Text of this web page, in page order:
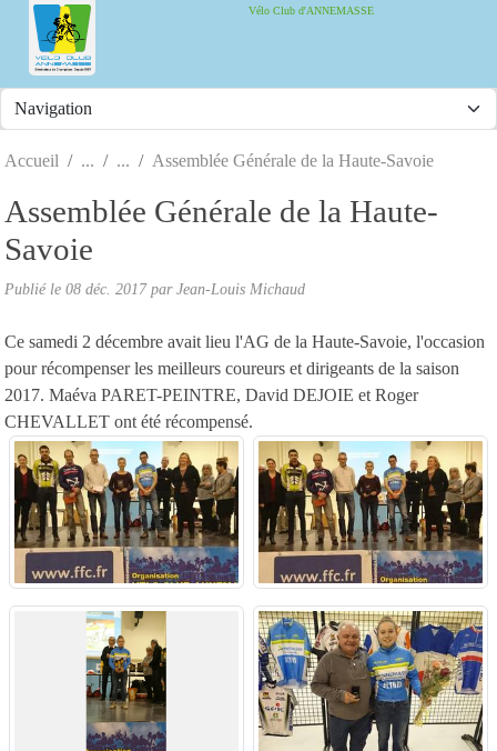
Vélo Club d'ANNEMASSE
Accueil Assemblée Générale de la Haute-Savoie
Assemblée Générale de la Haute-
Savoie
Publié le 08 déc. 2017parJean-Louis Michaud
Ce samedi 2 décembre avait lieu l'AG de la Haute-Savoie, l'occasion
pour récompenser les meilleurs coureurs et dirigeants de la saison
2017. Maéva PARET-PEINTRE, David DEJOIE et Roger
CHEVALLET ont été récompensé.
Panneau de gestion des cookies